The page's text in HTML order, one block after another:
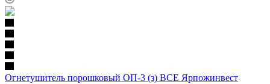
Огнетушитель порошковый ОП-3 (з) ВСЕ Ярпожинвест